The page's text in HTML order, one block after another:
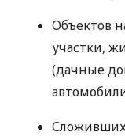
Объектов
участки,
(дачные